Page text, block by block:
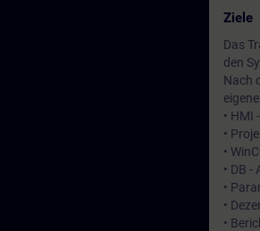
Ziele
Das
den
Nach
• HMI
•
•
• DB
•
•
•